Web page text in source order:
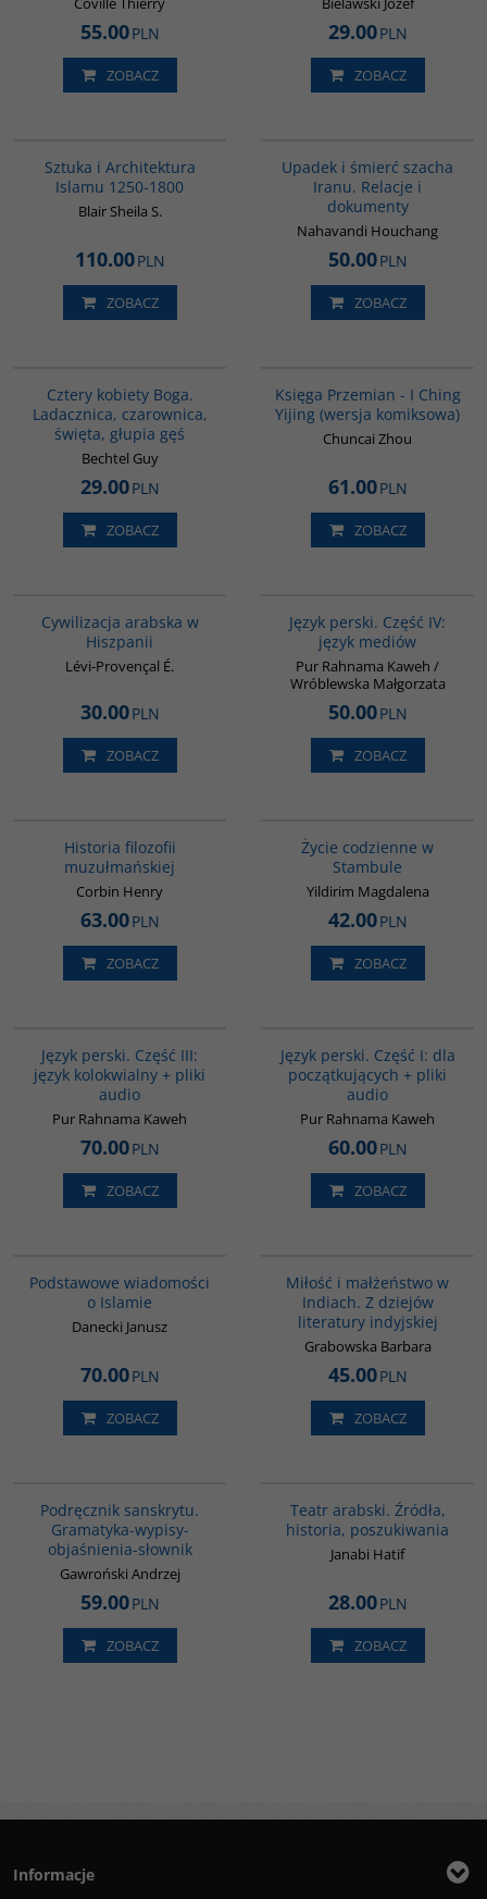
55.00PLN
ZOBACZ
29.00PLN
ZOBACZ
Sztuka i Architektura
Islamu 1250-1800
Blair Sheila S.
110.00PLN
ZOBACZ
Upadek i śmierć szacha
Iranu. Relacje i
dokumenty
Nahavandi Houchang
50.00PLN
ZOBACZ
Cztery kobiety Boga.
Ladacznica, czarownica,
święta, głupia gęś
Bechtel Guy
29.00PLN
ZOBACZ
Księga Przemian - I Ching
Yijing (wersja komiksowa)
Chuncai Zhou
61.00PLN
ZOBACZ
Cywilizacja arabska w
Hiszpanii
Lévi-Provençal É.
30.00PLN
ZOBACZ
Język perski. Część IV:
język mediów
Pur Rahnama Kaweh /
Wróblewska Małgorzata
50.00PLN
ZOBACZ
Historia filozofii
muzułmańskiej
Corbin Henry
63.00PLN
ZOBACZ
Życie codzienne w
Stambule
Yildirim Magdalena
42.00PLN
ZOBACZ
Język perski. Część III:
język kolokwialny + pliki
audio
Pur Rahnama Kaweh
70.00PLN
ZOBACZ
Język perski. Część I: dla
początkujących + pliki
audio
Pur Rahnama Kaweh
60.00PLN
ZOBACZ
Podstawowe wiadomości
o Islamie
Danecki Janusz
70.00PLN
ZOBACZ
Miłość i małżeństwo w
Indiach. Z dziejów
literatury indyjskiej
Grabowska Barbara
45.00PLN
ZOBACZ
Podręcznik sanskrytu.
Gramatyka-wypisy-
objaśnienia-słownik
Gawroński Andrzej
59.00PLN
ZOBACZ
Teatr arabski. Źródła,
historia, poszukiwania
Janabi Hatif
28.00PLN
ZOBACZ
Informacje